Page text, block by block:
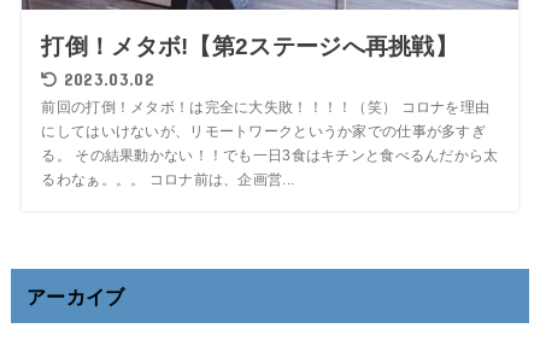
打倒！メタボ!【第2ステージへ再挑戦】
2023.03.02
前回の打倒！メタボ！は完全に大失敗！！！！（笑） コロナを理由
にしてはいけないが、リモートワークというか家での仕事が多すぎ
る。 その結果動かない！！でも一日3食はキチンと食べるんだから太
るわなぁ。。。 コロナ前は、企画営...
アーカイブ